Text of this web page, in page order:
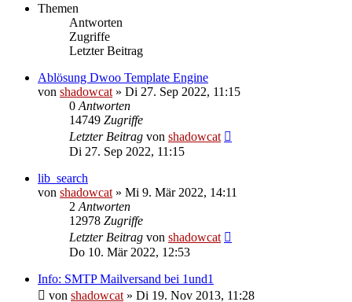
Themen
Antworten
Zugriffe
Letzter Beitrag
Ablösung Dwoo Template Engine
von shadowcat » Di 27. Sep 2022, 11:15
0 Antworten
14749 Zugriffe
Letzter Beitrag von shadowcat
Di 27. Sep 2022, 11:15
lib_search
von shadowcat » Mi 9. Mär 2022, 14:11
2 Antworten
12978 Zugriffe
Letzter Beitrag von shadowcat
Do 10. Mär 2022, 12:53
Info: SMTP Mailversand bei 1und1
von shadowcat » Di 19. Nov 2013, 11:28